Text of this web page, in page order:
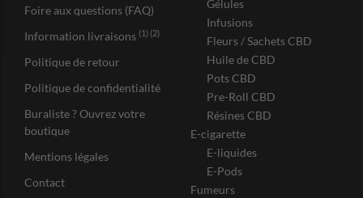
Foire aux questions (FAQ)
Information livraisons (1) (2)
Politique de retour
Politique de confidentialité
Buraliste ? Ouvrez votre
boutique
Mentions légales
Contact
Gélules
Infusions
Fleurs / Sachets CBD
Huile de CBD
Pots CBD
Pre-Roll CBD
Résines CBD
E-cigarette
E-liquides
E-Pods
Fumeurs